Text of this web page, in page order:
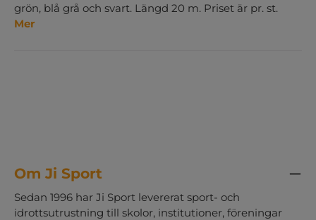
grön, blå grå och svart. Längd 20 m. Priset är pr. st.
Mer
Om Ji Sport
Sedan 1996 har Ji Sport levererat sport- och
idrottsutrustning till skolor, institutioner, föreningar